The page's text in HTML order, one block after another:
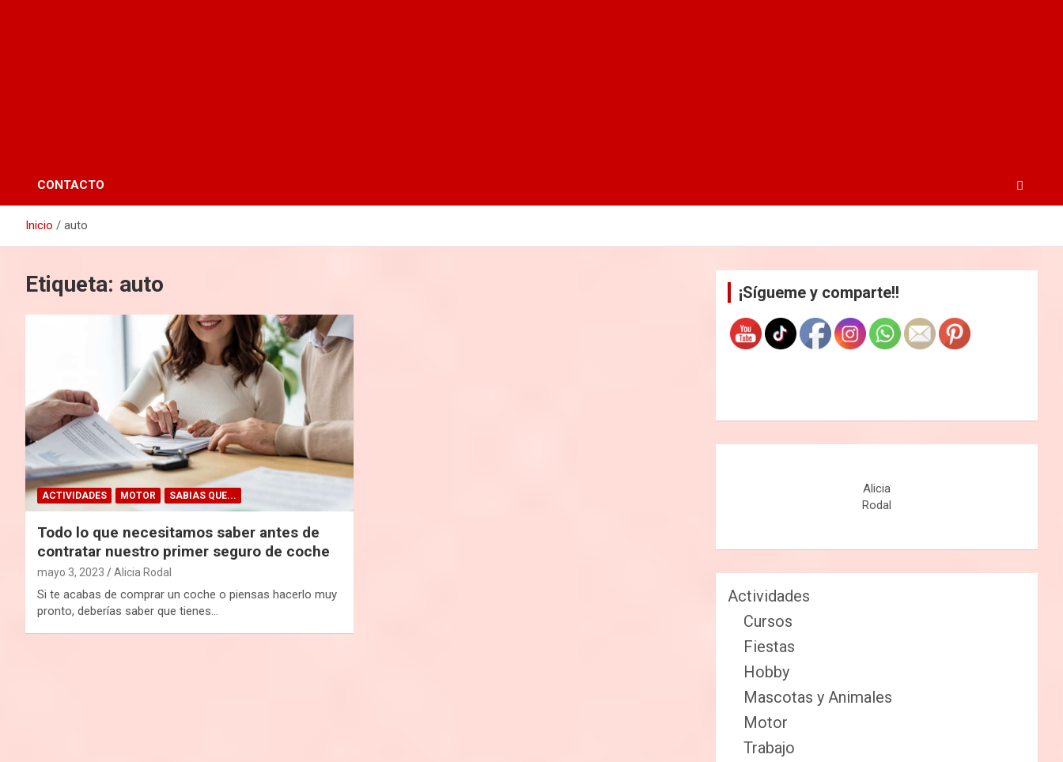
CONTACTO
Inicio auto
Etiqueta: auto
ACTIVIDADES MOTOR SABIAS QUE...
Todo lo que necesitamos saber antes de
contratar nuestro primer seguro de coche
mayo 3, 2023 Alicia Rodal
Si te acabas de comprar un coche o piensas hacerlo muy
pronto, deberías saber que tienes…
¡Sígueme y comparte!!
Alicia
Rodal
Actividades
Cursos
Fiestas
Hobby
Mascotas y Animales
Motor
Trabajo